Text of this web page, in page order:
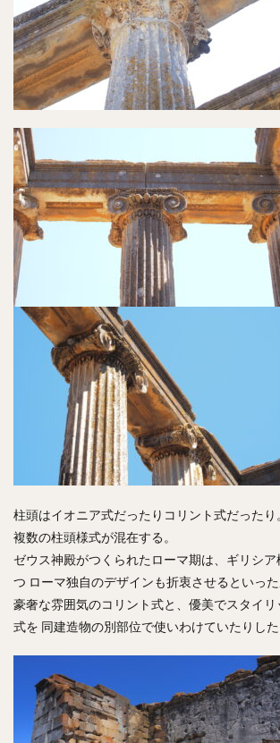
柱頭はイオニア式だったりコリント式だったり
複数の柱頭様式が混在する。
ゼウス神殿がつくられたローマ期は、ギリシ
つ ローマ独自のデザインも折衷させるといった
豪奢な雰囲気のコリント式と、優美でスタイ
式を 同建造物の別部位で使いわけていたりした